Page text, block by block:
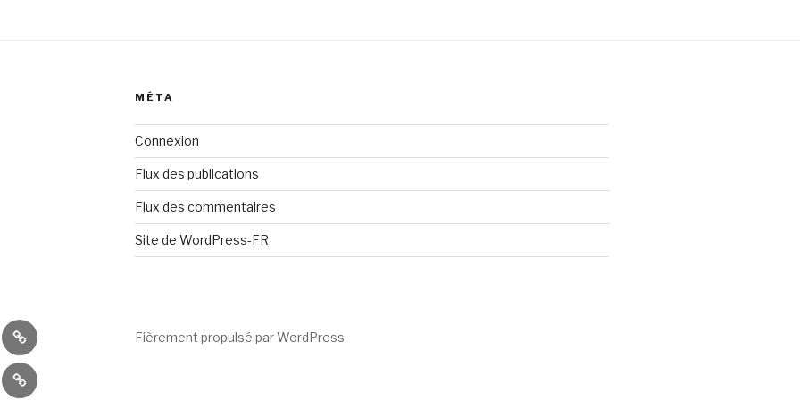
MÉTA
Connexion
Flux des publications
Flux des commentaires
Site de WordPress-FR
Ateliers
divers
Ateliers
-équipements
Fièrement propulsé par WordPress